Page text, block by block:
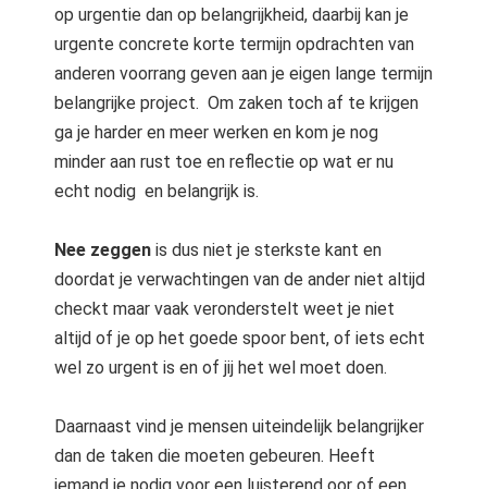
op urgentie dan op belangrijkheid, daarbij kan je
urgente concrete korte termijn opdrachten van
anderen voorrang geven aan je eigen lange termijn
belangrijke project. Om zaken toch af te krijgen
ga je harder en meer werken en kom je nog
minder aan rust toe en reflectie op wat er nu
echt nodig en belangrijk is.
Nee zeggen is dus niet je sterkste kant en
doordat je verwachtingen van de ander niet altijd
checkt maar vaak veronderstelt weet je niet
altijd of je op het goede spoor bent, of iets echt
wel zo urgent is en of jij het wel moet doen.
Daarnaast vind je mensen uiteindelijk belangrijker
dan de taken die moeten gebeuren. Heeft